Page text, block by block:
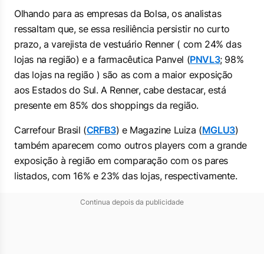
Olhando para as empresas da Bolsa, os analistas
ressaltam que, se essa resiliência persistir no curto
prazo, a varejista de vestuário Renner ( com 24% das
lojas na região) e a farmacêutica Panvel (PNVL3; 98%
das lojas na região ) são as com a maior exposição
aos Estados do Sul. A Renner, cabe destacar, está
presente em 85% dos shoppings da região.
Carrefour Brasil (CRFB3) e Magazine Luiza (MGLU3)
também aparecem como outros players com a grande
exposição à região em comparação com os pares
listados, com 16% e 23% das lojas, respectivamente.
Continua depois da publicidade